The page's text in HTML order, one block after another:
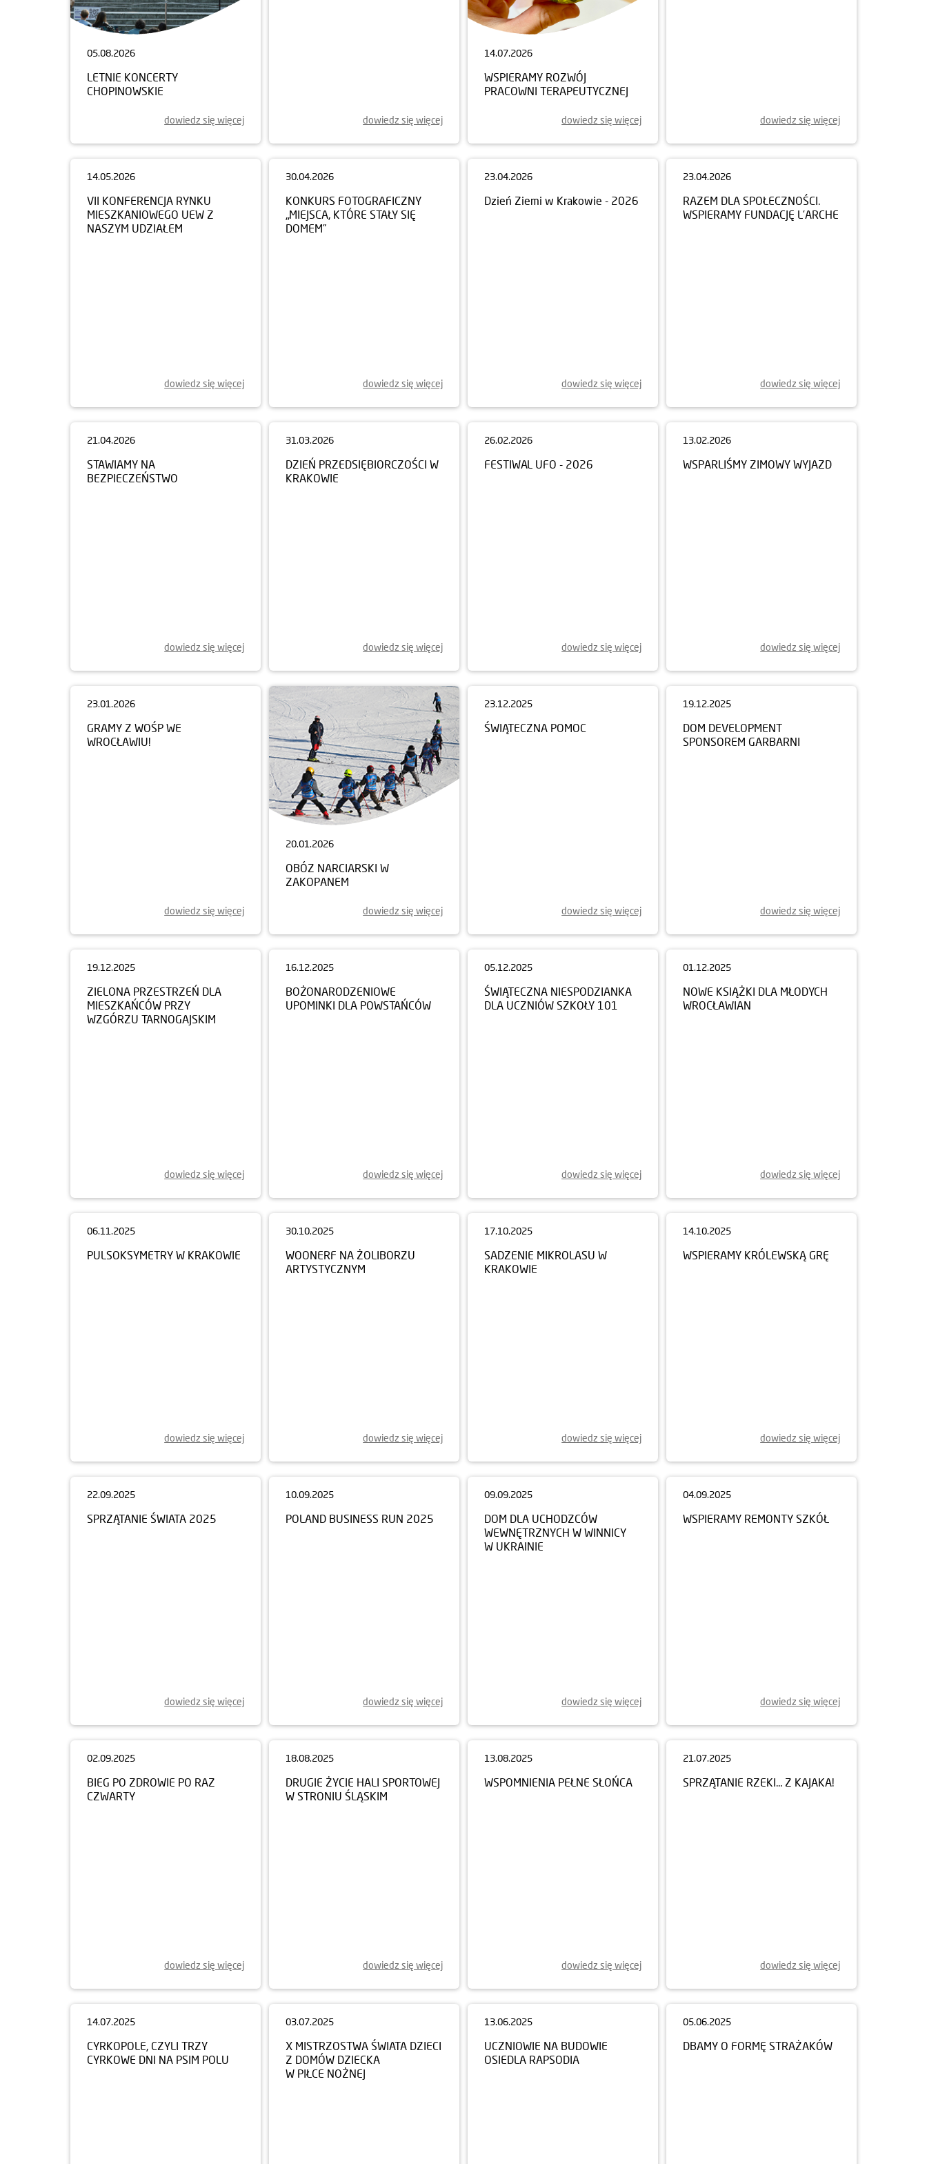
05.08.2026
LETNIE KONCERTY
CHOPINOWSKIE
dowiedz się więcej dowiedz się więcej
14.07.2026
WSPIERAMY ROZWÓJ
PRACOWNI TERAPEUTYCZNEJ
dowiedz się więcej dowiedz się więcej
14.05.2026
VII KONFERENCJA RYNKU
MIESZKANIOWEGO UEW Z
NASZYM UDZIAŁEM
dowiedz się więcej
30.04.2026
KONKURS FOTOGRAFICZNY
„MIEJSCA, KTÓRE STAŁY SIĘ
DOMEM”
dowiedz się więcej
23.04.2026
Dzień Ziemi w Krakowie - 2026
dowiedz się więcej
23.04.2026
RAZEM DLA SPOŁECZNOŚCI.
WSPIERAMY FUNDACJĘ L’ARCHE
dowiedz się więcej
21.04.2026
STAWIAMY NA
BEZPIECZEŃSTWO
dowiedz się więcej
31.03.2026
DZIEŃ PRZEDSIĘBIORCZOŚCI W
KRAKOWIE
dowiedz się więcej
26.02.2026
FESTIWAL UFO - 2026
dowiedz się więcej
13.02.2026
WSPARLIŚMY ZIMOWY WYJAZD
dowiedz się więcej
23.01.2026
GRAMY Z WOŚP WE
WROCŁAWIU!
dowiedz się więcej
20.01.2026
OBÓZ NARCIARSKI W
ZAKOPANEM
dowiedz się więcej
23.12.2025
ŚWIĄTECZNA POMOC
dowiedz się więcej
19.12.2025
DOM DEVELOPMENT
SPONSOREM GARBARNI
dowiedz się więcej
19.12.2025
ZIELONA PRZESTRZEŃ DLA
MIESZKAŃCÓW PRZY
WZGÓRZU TARNOGAJSKIM
dowiedz się więcej
16.12.2025
BOŻONARODZENIOWE
UPOMINKI DLA POWSTAŃCÓW
dowiedz się więcej
05.12.2025
ŚWIĄTECZNA NIESPODZIANKA
DLA UCZNIÓW SZKOŁY 101
dowiedz się więcej
01.12.2025
NOWE KSIĄŻKI DLA MŁODYCH
WROCŁAWIAN
dowiedz się więcej
06.11.2025
PULSOKSYMETRY W KRAKOWIE
dowiedz się więcej
30.10.2025
WOONERF NA ŻOLIBORZU
ARTYSTYCZNYM
dowiedz się więcej
17.10.2025
SADZENIE MIKROLASU W
KRAKOWIE
dowiedz się więcej
14.10.2025
WSPIERAMY KRÓLEWSKĄ GRĘ
dowiedz się więcej
22.09.2025
SPRZĄTANIE ŚWIATA 2025
dowiedz się więcej dowiedz się więcej
09.09.2025
DOM DLA UCHODZCÓW
WEWNĘTRZNYCH W WINNICY
W UKRAINIE
dowiedz się więcej
04.09.2025
WSPIERAMY REMONTY SZKÓŁ
dowiedz się więcej
02.09.2025
BIEG PO ZDROWIE PO RAZ
CZWARTY
dowiedz się więcej
18.08.2025
DRUGIE ŻYCIE HALI SPORTOWEJ
W STRONIU ŚLĄSKIM
dowiedz się więcej
13.08.2025
WSPOMNIENIA PEŁNE SŁOŃCA
dowiedz się więcej
21.07.2025
SPRZĄTANIE RZEKI... Z KAJAKA!
dowiedz się więcej
14.07.2025
CYRKOPOLE, CZYLI TRZY
CYRKOWE DNI NA PSIM POLU
03.07.2025
X MISTRZOSTWA ŚWIATA DZIECI
Z DOMÓW DZIECKA
W PIŁCE NOŻNEJ
13.06.2025
UCZNIOWIE NA BUDOWIE
OSIEDLA RAPSODIA
05.06.2025
DBAMY O FORMĘ STRAŻAKÓW